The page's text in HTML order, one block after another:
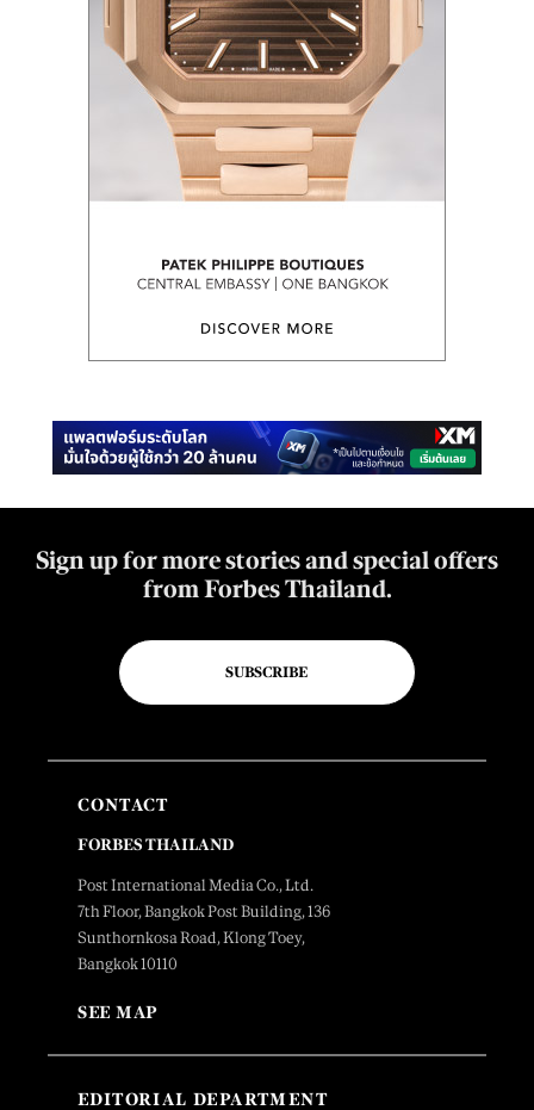
Sign up for more stories and special offers
from Forbes Thailand.
SUBSCRIBE
CONTACT
FORBES THAILAND
Post International Media Co., Ltd.
7th Floor, Bangkok Post Building, 136
Sunthornkosa Road, Klong Toey,
Bangkok 10110
SEE MAP
EDITORIAL DEPARTMENT